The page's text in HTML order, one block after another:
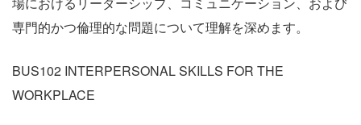
専門的かつ倫理的な問題について理解を深めます。
BUS102 INTERPERSONAL SKILLS FOR THE
WORKPLACE